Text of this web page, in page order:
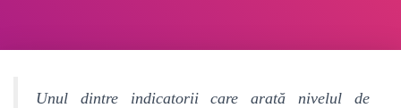
Unul dintre indicatorii care arată nivelul de